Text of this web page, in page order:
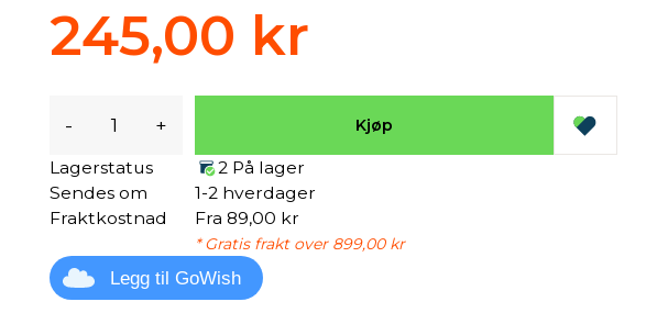
245,00 kr
- + Kjøp
Lagerstatus
2 På lager
Sendes om
1-2 hverdager
Fraktkostnad
Fra 89,00 kr
* Gratis frakt over 899,00 kr
Legg til GoWish